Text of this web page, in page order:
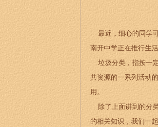
最近，细心的同学
南开中学正在推行生活
垃圾分类，指按一
共资源的一系列活动
用。
除了上面讲到的分
的相关知识，我们一